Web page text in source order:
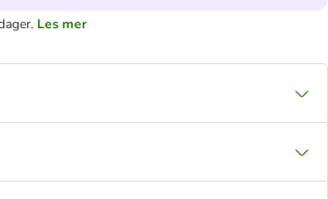
Les mer